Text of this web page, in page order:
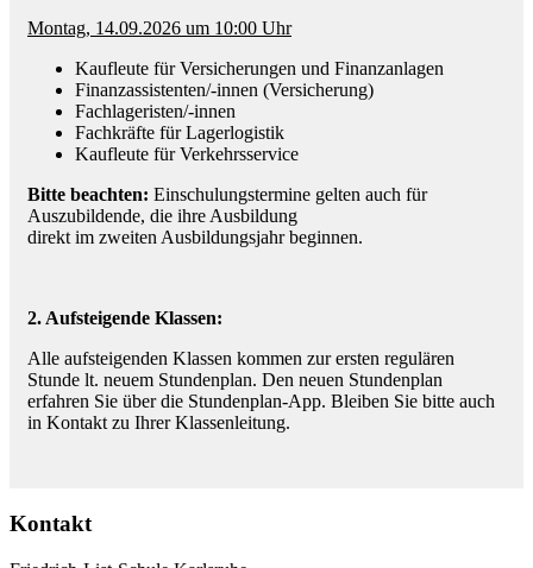
Montag, 14.09.2026 um 10:00 Uhr
Kaufleute für Versicherungen und Finanzanlagen
Finanzassistenten/-innen (Versicherung)
Fachlageristen/-innen
Fachkräfte für Lagerlogistik
Kaufleute für Verkehrsservice
Bitte beachten: Einschulungstermine gelten auch für
Auszubildende, die ihre Ausbildung
direkt im zweiten Ausbildungsjahr beginnen.
2. Aufsteigende Klassen:
Alle aufsteigenden Klassen kommen zur ersten regulären
Stunde lt. neuem Stundenplan. Den neuen Stundenplan
erfahren Sie über die Stundenplan-App. Bleiben Sie bitte auch
in Kontakt zu Ihrer Klassenleitung.
Kontakt